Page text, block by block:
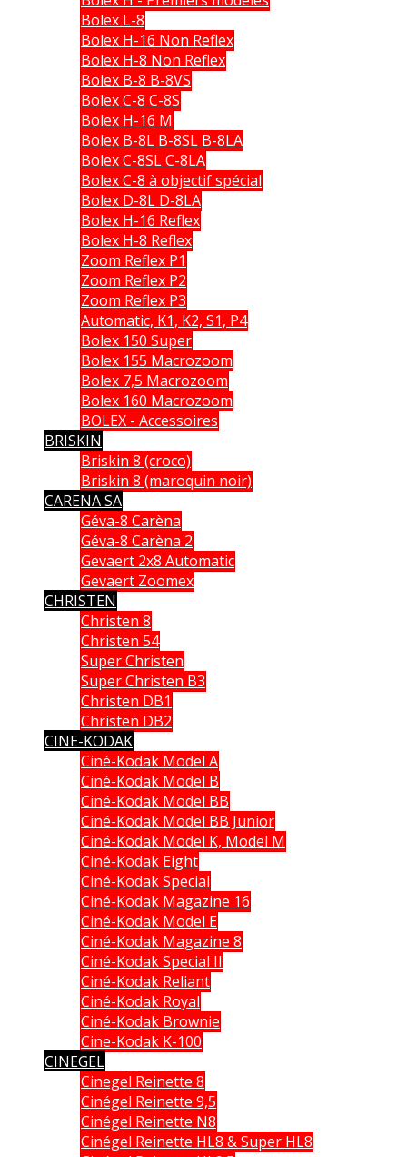
Bolex L-8
Bolex H-16 Non Reflex
Bolex H-8 Non Reflex
Bolex B-8 B-8VS
Bolex C-8 C-8S
Bolex H-16 M
Bolex B-8L B-8SL B-8LA
Bolex C-8SL C-8LA
Bolex C-8 à objectif spécial
Bolex D-8L D-8LA
Bolex H-16 Reflex
Bolex H-8 Reflex
Zoom Reflex P1
Zoom Reflex P2
Zoom Reflex P3
Automatic, K1, K2, S1, P4
Bolex 150 Super
Bolex 155 Macrozoom
Bolex 7,5 Macrozoom
Bolex 160 Macrozoom
BOLEX - Accessoires
BRISKIN
Briskin 8 (croco)
Briskin 8 (maroquin noir)
CARENA SA
Géva-8 Carèna
Géva-8 Carèna 2
Gevaert 2x8 Automatic
Gevaert Zoomex
CHRISTEN
Christen 8
Christen 54
Super Christen
Super Christen B3
Christen DB1
Christen DB2
CINE-KODAK
Ciné-Kodak Model A
Ciné-Kodak Model B
Ciné-Kodak Model BB
Ciné-Kodak Model BB Junior
Ciné-Kodak Model K, Model M
Ciné-Kodak Eight
Ciné-Kodak Special
Ciné-Kodak Magazine 16
Ciné-Kodak Model E
Ciné-Kodak Magazine 8
Ciné-Kodak Special II
Ciné-Kodak Reliant
Ciné-Kodak Royal
Ciné-Kodak Brownie
Cine-Kodak K-100
CINEGEL
Cinegel Reinette 8
Cinégel Reinette 9,5
Cinégel Reinette N8
Cinégel Reinette HL8 & Super HL8